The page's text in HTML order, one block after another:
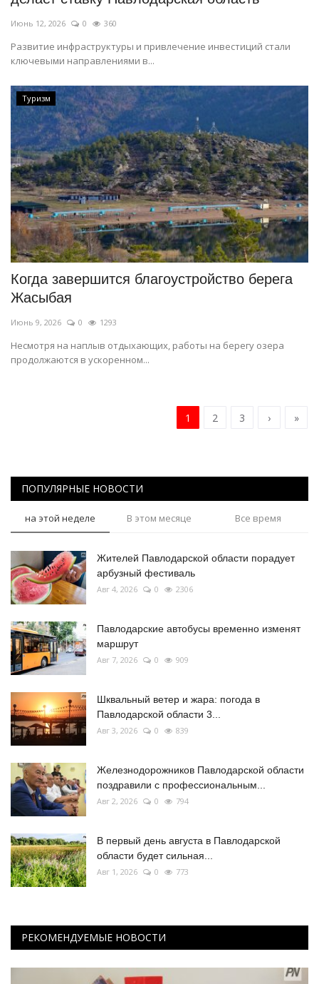
Июнь 12, 2026 0 360
Развитие инфраструктуры и привлечение инвестиций стали
ключевыми направлениями в...
Туризм
Когда завершится благоустройство берега
Жасыбая
Июнь 9, 2026 0 1293
Несмотря на наплыв отдыхающих, работы на берегу озера
продолжаются в ускоренном...
1 2 3 › »
ПОПУЛЯРНЫЕ НОВОСТИ
на этой неделе В этом месяце Все время
Жителей Павлодарской области порадует
арбузный фестиваль
Авг 4, 2026 0 2306
Павлодарские автобусы временно изменят
маршрут
Авг 7, 2026 0 909
Шквальный ветер и жара: погода в
Павлодарской области 3...
Авг 3, 2026 0 839
Железнодорожников Павлодарской области
поздравили с профессиональным...
Авг 2, 2026 0 794
В первый день августа в Павлодарской
области будет сильная...
Авг 1, 2026 0 773
РЕКОМЕНДУЕМЫЕ НОВОСТИ